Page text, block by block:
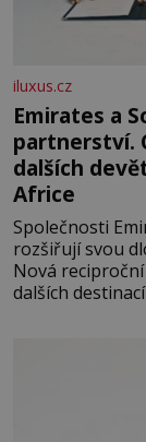
iluxus.cz
Emirates a
partnerství.
dalších
Africe
Společnosti
rozšiřují svou
Nová
dalších